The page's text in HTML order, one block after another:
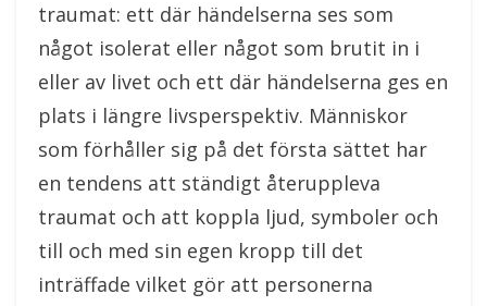
traumat: ett där händelserna ses som
något isolerat eller något som brutit in i
eller av livet och ett där händelserna ges en
plats i längre livsperspektiv. Människor
som förhåller sig på det första sättet har
en tendens att ständigt återuppleva
traumat och att koppla ljud, symboler och
till och med sin egen kropp till det
inträffade vilket gör att personerna